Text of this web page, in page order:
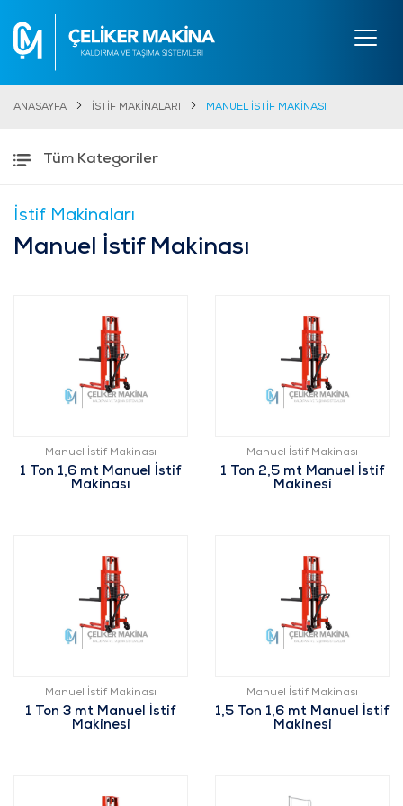
ANASAYFA İSTİF MAKİNALARI MANUEL İSTİF MAKİNASI
Tüm Kategoriler
İstif Makinaları
Manuel İstif Makinası
Manuel İstif Makinası
1 Ton 1,6 mt Manuel İstif
Makinası
Manuel İstif Makinası
1 Ton 2,5 mt Manuel İstif
Makinesi
Manuel İstif Makinası
1 Ton 3 mt Manuel İstif
Makinesi
Manuel İstif Makinası
1,5 Ton 1,6 mt Manuel İstif
Makinesi